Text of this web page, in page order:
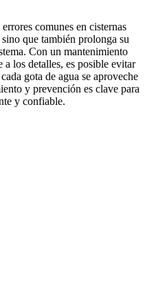
comunes en cisternas
que también prolonga su
Con un mantenimiento
a los detalles, es posible evitar
gota de agua se aproveche
y prevención es clave para
y confiable.